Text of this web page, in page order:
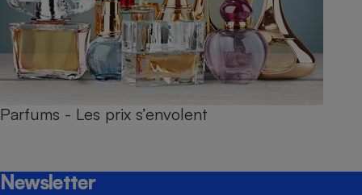
Parfums - Les prix s’envolent
Newsletter